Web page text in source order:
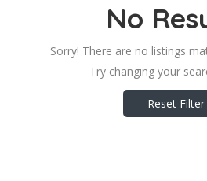
No
Sorry! There are no listings
Try changing your
Reset Filter